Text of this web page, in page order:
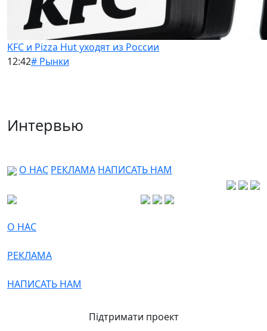
KFC и Pizza Hut уходят из России
12:42# Рынки
Интервью
О НАС РЕКЛАМА НАПИСАТЬ НАМ
О НАС
РЕКЛАМА
НАПИСАТЬ НАМ
Підтримати проект